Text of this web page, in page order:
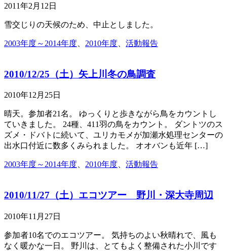
2011年2月12日
雪交じりの天候のため、中止としました。
2003年度～2014年度 2010年度 活動報告
2010/12/25（土）矢上川冬の鳥調査
2010年12月25日
晴天。参加者21名。 ゆっくりと歩きながら鳥をカウントし
ていきました。 24種、411羽の鳥をカウント。 ダントツのス
ズメ・ドバトに続いて、ユリカモメが加瀬水処理センターの
出水口付近に数多くみられました。 オオバンも近年 […]
2003年度～2014年度、 2010年度、 活動報告
2010/11/27（土）エコツアー 野川・深大寺周辺
2010年11月27日
参加者10名でのエコツアー。 気持ちのよい秋晴れで、風も
なく暖かな一日。 野川は、とてもよく整備された小川です